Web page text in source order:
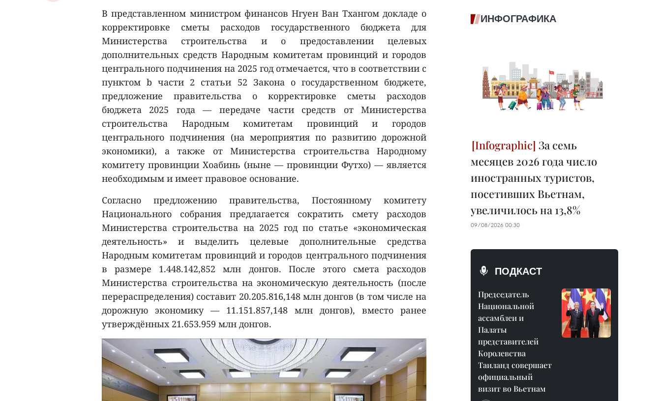
В представленном министром финансов Нгуен Ван Тхангом докладе о
корректировке сметы расходов государственного бюджета для
Министерства строительства и о предоставлении целевых
дополнительных средств Народным комитетам провинций и городов
центрального подчинения на 2025 год отмечается, что в соответствии с
пунктом b части 2 статьи 52 Закона о государственном бюджете,
предложение правительства о корректировке сметы расходов
бюджета 2025 года — передаче части средств от Министерства
строительства Народным комитетам провинций и городов
центрального подчинения (на мероприятия по развитию дорожной
экономики), а также от Министерства строительства Народному
комитету провинции Хоабинь (ныне — провинции Футхо) — является
необходимым и имеет правовое основание.
Согласно предложению правительства, Постоянному комитету
Национального собрания предлагается сократить смету расходов
Министерства строительства на 2025 год по статье «экономическая
деятельность» и выделить целевые дополнительные средства
Народным комитетам провинций и городов центрального подчинения
в размере 1.448.142,852 млн донгов. После этого смета расходов
Министерства строительства на экономическую деятельность (после
перераспределения) составит 20.205.816,148 млн донгов (в том числе на
дорожную экономику — 11.151.857,148 млн донгов), вместо ранее
утверждённых 21.653.959 млн донгов.
ИНФОГРАФИКА
За семь
месяцев 2026 года число
иностранных туристов,
посетивших Вьетнам,
увеличилось на 13,8%
09/08/2026 00:30
ПОДКАСТ
Председатель
Национальной
ассамблеи и
Палаты
представителей
Королевства
Таиланд совершает
официальный
визит во Вьетнам